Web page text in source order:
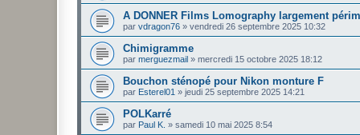
A DONNER Films Lomography largement
par vdragon76 » vendredi 26 septembre 2025 10:32
Chimigramme
par merguezmail » mercredi 15 octobre 2025 18:12
Bouchon sténopé pour Nikon monture F
par Esterel01 » jeudi 25 septembre 2025 14:21
POLKarré
par Paul K. » samedi 10 mai 2025 8:54